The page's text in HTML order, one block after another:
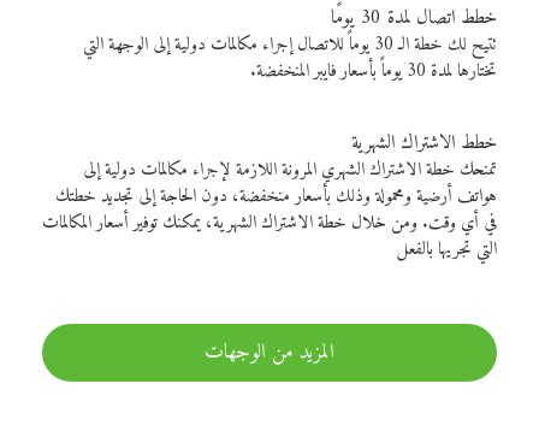
خطط اتصال لمدة 30 يومًا
تتيح لك خطة الـ 30 يوماً للاتصال إجراء مكالمات دولية إلى الوجهة التي
تختارها لمدة 30 يوماً بأسعار فايبر المنخفضة.
خطط الاشتراك الشهرية
تمنحك خطة الاشتراك الشهري المرونة اللازمة لإجراء مكالمات دولية إلى
هواتف أرضية ومحمولة وذلك بأسعار منخفضة، دون الحاجة إلى تجديد خطتك
في أي وقت. ومن خلال خطة الاشتراك الشهرية، يمكنك توفير أسعار المكالمات
التي تجريها بالفعل
المزيد من الوجهات